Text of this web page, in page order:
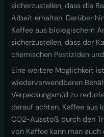
sicherzustellen, dass die
Arbeit erhalten. Darüber
Kaffee aus biologischem
sicherzustellen, dass der
chemischen Pestiziden
Eine weitere Möglichkeit
wiederverwendbaren
Verpackungsmüll zu
darauf achten, Kaffee aus
CO2-Ausstoß durch den
von Kaffee kann man